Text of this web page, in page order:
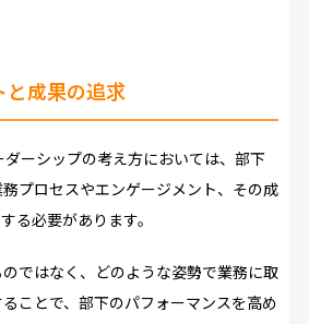
と成果の追求
ーシップの考え方においては、部下
プロセスやエンゲージメント、その成
る必要があります。
ではなく、どのような姿勢で業務に取
ことで、部下のパフォーマンスを高め